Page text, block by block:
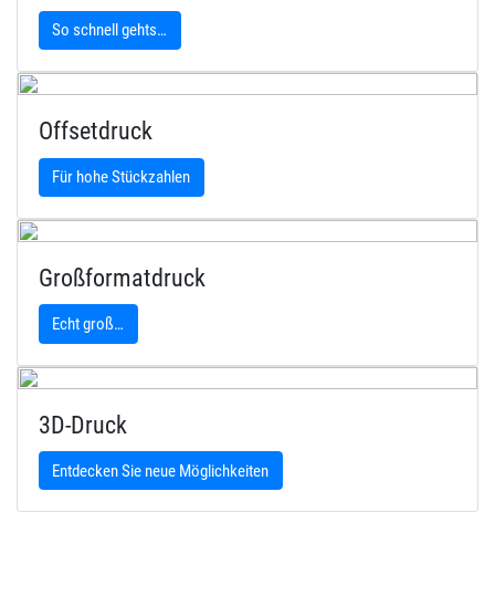
So schnell gehts…
Offsetdruck
Für hohe Stückzahlen
Großformatdruck
Echt groß…
3D-Druck
Entdecken Sie neue Möglichkeiten